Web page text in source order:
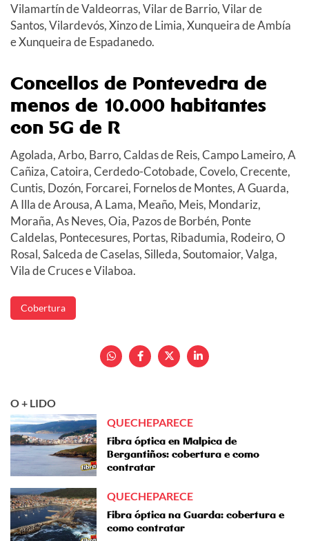
Vilamartín de Valdeorras, Vilar de Barrio, Vilar de
Santos, Vilardevós, Xinzo de Limia, Xunqueira de Ambía
e Xunqueira de Espadanedo.
Concellos de Pontevedra de
menos de 10.000 habitantes
con 5G de R
Agolada, Arbo, Barro, Caldas de Reis, Campo Lameiro, A
Cañiza, Catoira, Cerdedo-Cotobade, Covelo, Crecente,
Cuntis, Dozón, Forcarei, Fornelos de Montes, A Guarda,
A Illa de Arousa, A Lama, Meaño, Meis, Mondariz,
Moraña, As Neves, Oia, Pazos de Borbén, Ponte
Caldelas, Pontecesures, Portas, Ribadumia, Rodeiro, O
Rosal, Salceda de Caselas, Silleda, Soutomaior, Valga,
Vila de Cruces e Vilaboa.
Cobertura
O + LIDO
QUECHEPARECE
Fibra óptica en Malpica de
Bergantiños: cobertura e como
contratar
QUECHEPARECE
Fibra óptica na Guarda: cobertura e
como contratar